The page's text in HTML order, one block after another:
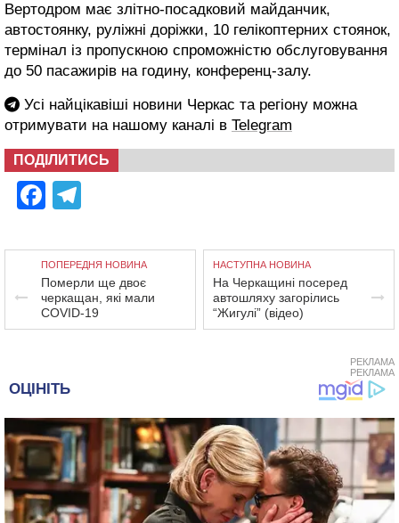
Вертодром має злітно-посадковий майданчик,
автостоянку, руліжні доріжки, 10 гелікоптерних стоянок,
термінал із пропускною спроможністю обслуговування
до 50 пасажирів на годину, конференц-залу.
Усі найцікавіші новини Черкас та регіону можна
отримувати на нашому каналі в Telegram
ПОДІЛИТИСЬ
Facebook
ПОПЕРЕДНЯ НОВИНА
Померли ще двоє
черкащан, які мали
COVID-19
НАСТУПНА НОВИНА
На Черкащині посеред
автошляху загорілись
“Жигулі” (відео)
РЕКЛАМА
РЕКЛАМА